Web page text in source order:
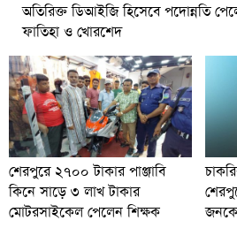
অতিরিক্ত ডিআইজি হিসেবে পদোন্নতি
ফাতিহা ও খোরশেদ
শেরপুরে ২৭০০ টাকার পাঞ্জাবি
কিনে সাড়ে ৩ লাখ টাকার
মোটরসাইকেল পেলেন শিক্ষক